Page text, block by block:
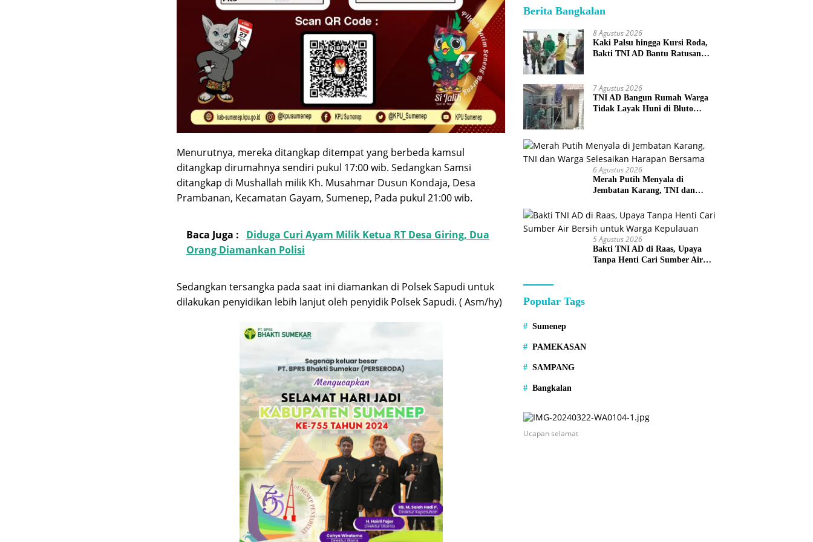
Menurutnya, mereka ditangkap ditempat yang berbeda kamsul
ditangkap dirumahnya sendiri pukul 17:00 wib. Sedangkan Samsi
ditangkap di Mushallah milik Kh. Musahmar Dusun Kondaja, Desa
Prambanan, Kecamatan Gayam, Sumenep, Pada pukul 21:00 wib.
Baca Juga :
Diduga Curi Ayam Milik Ketua RT Desa Giring, Dua
Orang Diamankan Polisi
Sedangkan tersangka pada saat ini diamankan di Polsek Sapudi untuk
dilakukan penyidikan lebih lanjut oleh penyidik Polsek Sapudi. ( Asm/hy)
Berita Bangkalan
8 Agustus 2026
Kaki Palsu hingga Kursi Roda,
Bakti TNI AD Bantu Ratusan
7 Agustus 2026
TNI AD Bangun Rumah Warga
Tidak Layak Huni di Bluto
6 Agustus 2026
Merah Putih Menyala di
Jembatan Karang, TNI dan
Bersama
5 Agustus 2026
Bakti TNI AD di Raas, Upaya
Tanpa Henti Cari Sumber Air
Popular Tags
Sumenep
PAMEKASAN
SAMPANG
Bangkalan
Ucapan selamat